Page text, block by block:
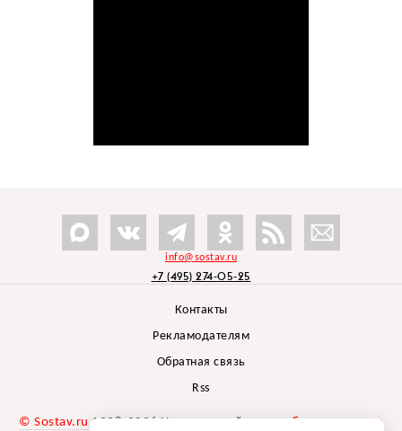
info@sostav.ru
+7 (495) 274-05-25
Контакты
Рекламодателям
Обратная связь
Rss
© Sostav.ru 1998-2026 Независимый проектбрендингового